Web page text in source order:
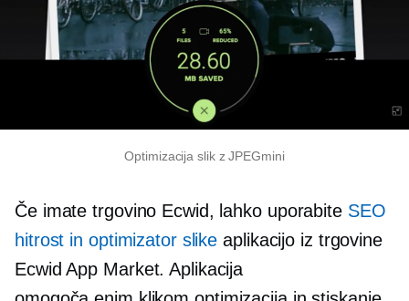
Optimizacija slik z JPEGmini
Če imate trgovino Ecwid, lahko uporabite SEO
hitrost in optimizator slike aplikacijo iz trgovine
Ecwid App Market. Aplikacija